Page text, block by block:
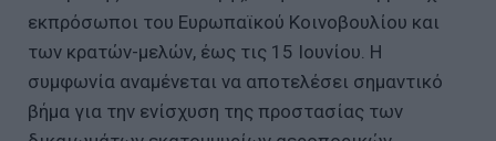
εκπρόσωποι του Ευρωπαϊκού Κοινοβουλίου και
των κρατών-μελών, έως τις 15 Ιουνίου. Η
συμφωνία αναμένεται να αποτελέσει σημαντικό
βήμα για την ενίσχυση της προστασίας των